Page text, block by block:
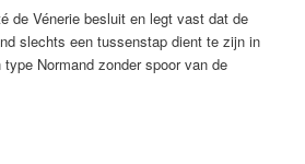
de Vénerie besluit en legt vast dat de
slechts een tussenstap dient te zijn in
Normand zonder spoor van de